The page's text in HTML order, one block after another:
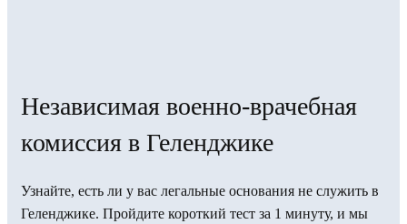
Независимая военно-врачебная
комиссия в Геленджике
Узнайте, есть ли у вас легальные основания не служить в
Геленджике. Пройдите короткий тест за 1 минуту, и мы